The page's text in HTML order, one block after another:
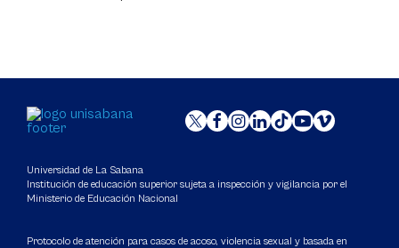
Universidad de La Sabana
Institución de educación superior sujeta a inspección y vigilancia por el
Ministerio de Educación Nacional
Protocolo de atención para casos de acoso, violencia sexual y basada en